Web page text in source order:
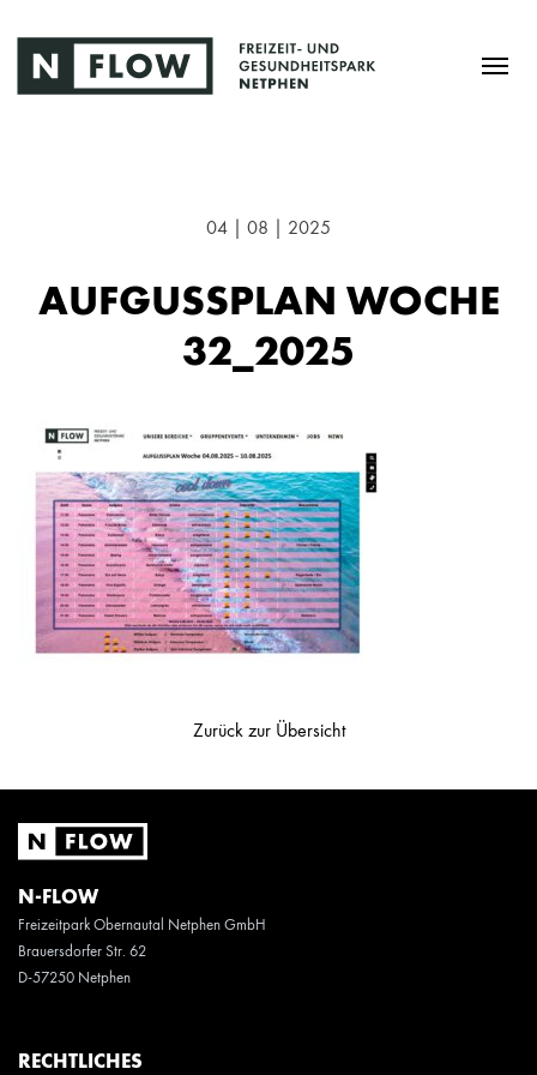
04 | 08 | 2025
AUFGUSSPLAN WOCHE
32_2025
Zurück zur Übersicht
N-FLOW
Freizeitpark Obernautal Netphen GmbH
Brauersdorfer Str. 62
D-57250 Netphen
RECHTLICHES